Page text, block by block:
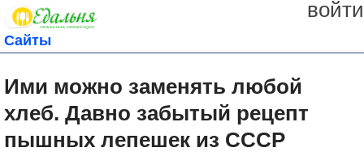
войти
Сайты
Ими можно заменять любой
хлеб. Давно забытый рецепт
пышных лепешек из СССР